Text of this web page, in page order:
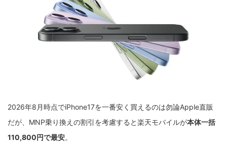
2026年8月時点でiPhone17を一番安く買えるのは勿論Apple直販
だが、MNP乗り換えの割引を考慮すると楽天モバイルが本体一括
110,800円で最安。